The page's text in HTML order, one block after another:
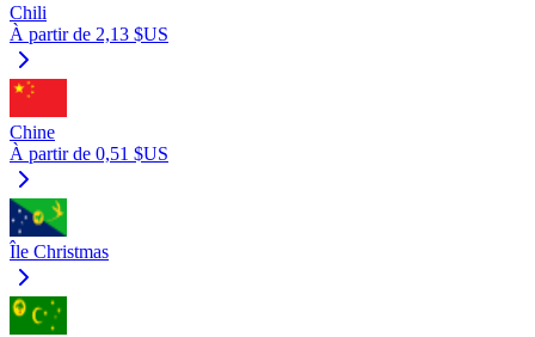
Chili
À partir de 2,13 $US
Chine
À partir de 0,51 $US
Île Christmas